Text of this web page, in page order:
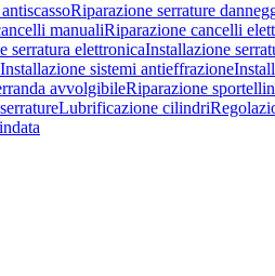
Riparazione serrature
manualiRiparazione cancelli
serratura elettronicaInstallazione
Installazione sistemi antieffrazione
avvolgibileRiparazione
Lubrificazione cilindri